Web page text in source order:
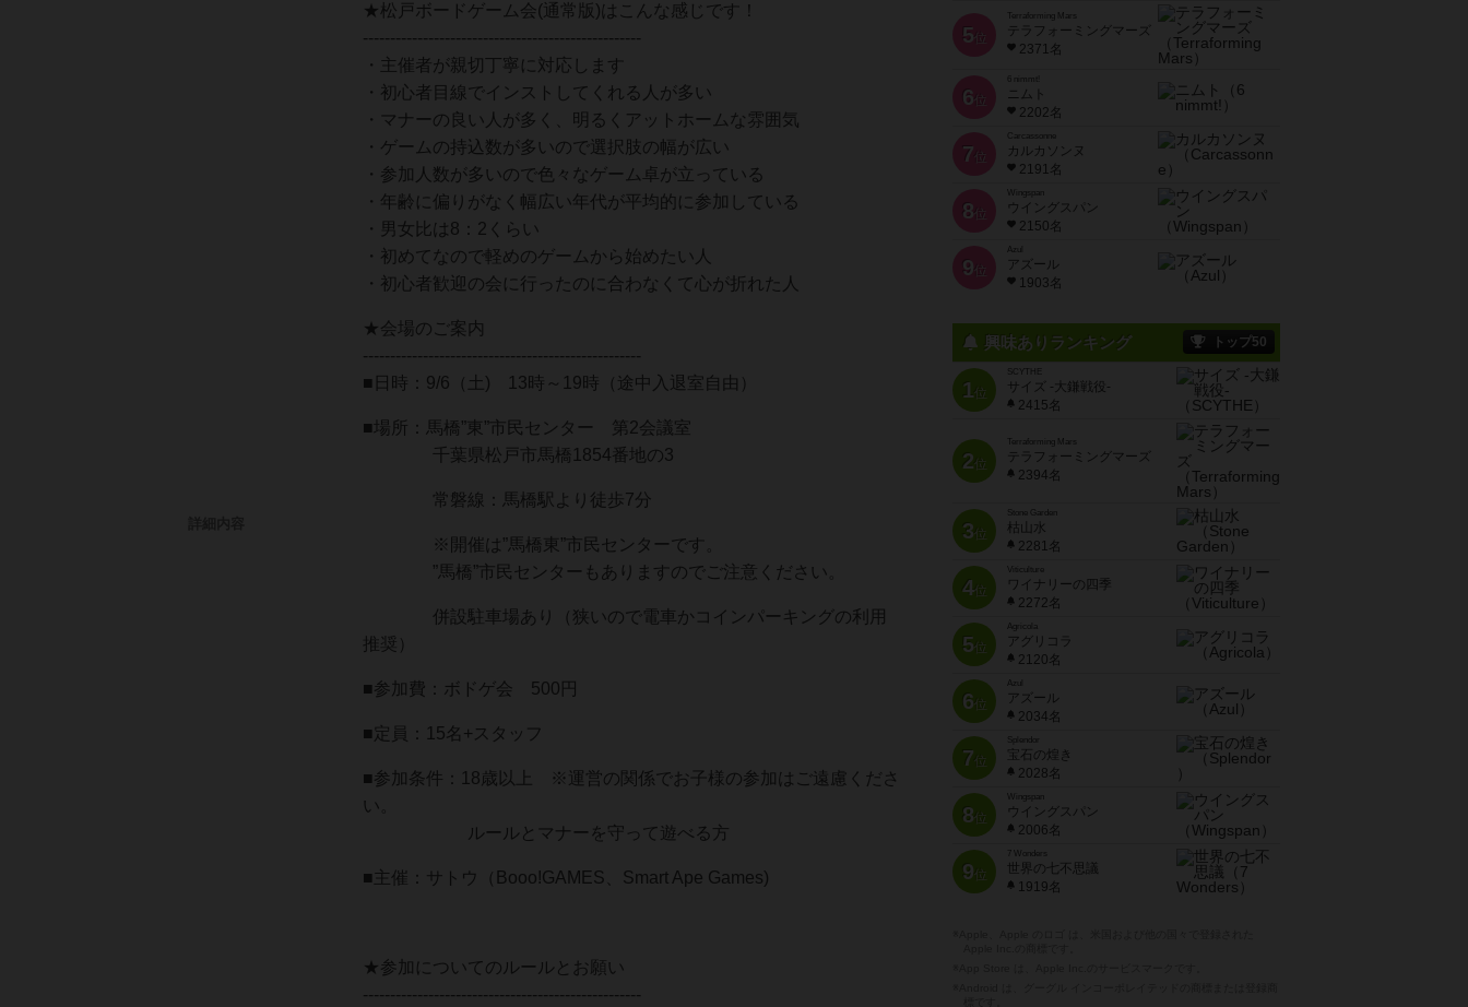
★松戸ボードゲーム会(通常版)はこんな感じです！
---------------------------------------------------
・主催者が親切丁寧に対応します
・初心者目線でインストしてくれる人が多い
・マナーの良い人が多く、明るくアットホームな雰囲気
・ゲームの持込数が多いので選択肢の幅が広い
・参加人数が多いので色々なゲーム卓が立っている
・年齢に偏りがなく幅広い年代が平均的に参加している
・男女比は8：2くらい
・初めてなので軽めのゲームから始めたい人
・初心者歓迎の会に行ったのに合わなくて心が折れた人
★会場のご案内
---------------------------------------------------
■日時：9/6（土) 13時～19時（途中入退室自由）
■場所：馬橋”東”市民センター 第2会議室
千葉県松戸市馬橋1854番地の3
常磐線：馬橋駅より徒歩7分
※開催は”馬橋東”市民センターです。
”馬橋”市民センターもありますのでご注意ください。
併設駐車場あり（狭いので電車かコインパーキングの利用
推奨）
■参加費：ボドゲ会 500円
■定員：15名+スタッフ
■参加条件：18歳以上 ※運営の関係でお子様の参加はご遠慮くださ
い。
ルールとマナーを守って遊べる方
■主催：サトウ（Booo!GAMES、Smart Ape Games)
★参加についてのルールとお願い
---------------------------------------------------
5 位
Terraforming Mars
テラフォーミングマーズ
2371名
6 位
ニムト
2202名
7 位
Carcassonne
カルカソンヌ
2191名
8 位
Wingspan
ウイングスパン
2150名
9 位
Azul
アズール
1903名
興味ありランキング トップ50
1位
SCYTHE
サイズ -大鎌戦役-
2415名
2位
Terraforming Mars
テラフォーミングマーズ
2394名
3位
Stone Garden
枯山水
2281名
4位
Viticulture
ワイナリーの四季
2272名
5位
Agricola
アグリコラ
2120名
6位
Azul
アズール
2034名
7位
宝石の煌き
2028名
8位
Wingspan
ウイングスパン
2006名
9位
7 Wonders
世界の七不思議
1919名